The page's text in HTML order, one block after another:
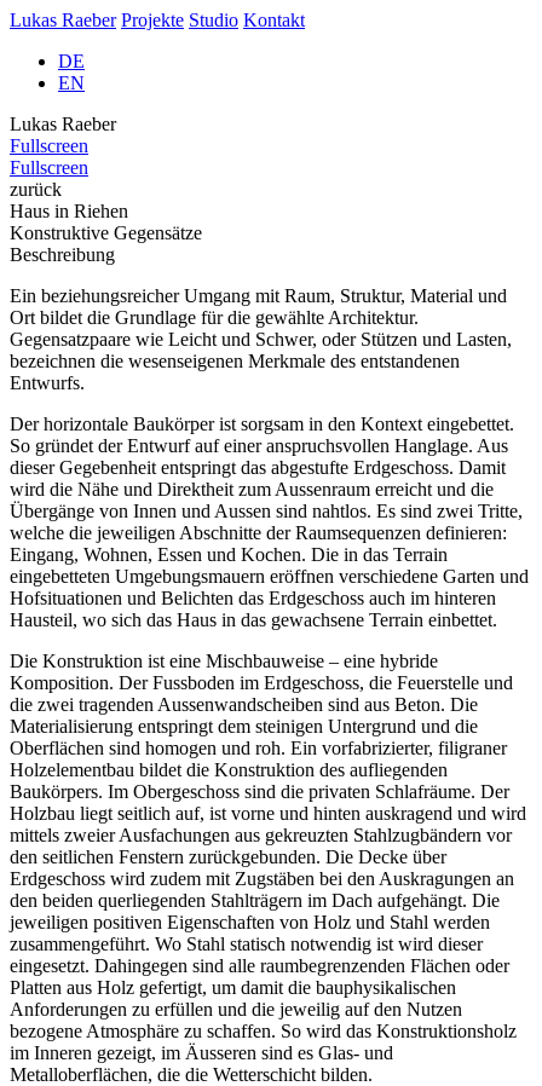
Lukas Raeber Projekte Studio Kontakt
DE
EN
Lukas Raeber
Fullscreen
Fullscreen
zurück
Haus in Riehen
Konstruktive Gegensätze
Beschreibung
Ein beziehungsreicher Umgang mit Raum, Struktur, Material und
Ort bildet die Grundlage für die gewählte Architektur.
Gegensatzpaare wie Leicht und Schwer, oder Stützen und Lasten,
bezeichnen die wesenseigenen Merkmale des entstandenen
Entwurfs.
Der horizontale Baukörper ist sorgsam in den Kontext eingebettet.
So gründet der Entwurf auf einer anspruchsvollen Hanglage. Aus
dieser Gegebenheit entspringt das abgestufte Erdgeschoss. Damit
wird die Nähe und Direktheit zum Aussenraum erreicht und die
Übergänge von Innen und Aussen sind nahtlos. Es sind zwei Tritte,
welche die jeweiligen Abschnitte der Raumsequenzen definieren:
Eingang, Wohnen, Essen und Kochen. Die in das Terrain
eingebetteten Umgebungsmauern eröffnen verschiedene Garten und
Hofsituationen und Belichten das Erdgeschoss auch im hinteren
Hausteil, wo sich das Haus in das gewachsene Terrain einbettet.
Die Konstruktion ist eine Mischbauweise – eine hybride
Komposition. Der Fussboden im Erdgeschoss, die Feuerstelle und
die zwei tragenden Aussenwandscheiben sind aus Beton. Die
Materialisierung entspringt dem steinigen Untergrund und die
Oberflächen sind homogen und roh. Ein vorfabrizierter, filigraner
Holzelementbau bildet die Konstruktion des aufliegenden
Baukörpers. Im Obergeschoss sind die privaten Schlafräume. Der
Holzbau liegt seitlich auf, ist vorne und hinten auskragend und wird
mittels zweier Ausfachungen aus gekreuzten Stahlzugbändern vor
den seitlichen Fenstern zurückgebunden. Die Decke über
Erdgeschoss wird zudem mit Zugstäben bei den Auskragungen an
den beiden querliegenden Stahlträgern im Dach aufgehängt. Die
jeweiligen positiven Eigenschaften von Holz und Stahl werden
zusammengeführt. Wo Stahl statisch notwendig ist wird dieser
eingesetzt. Dahingegen sind alle raumbegrenzenden Flächen oder
Platten aus Holz gefertigt, um damit die bauphysikalischen
Anforderungen zu erfüllen und die jeweilig auf den Nutzen
bezogene Atmosphäre zu schaffen. So wird das Konstruktionsholz
im Inneren gezeigt, im Äusseren sind es Glas- und
Metalloberflächen, die die Wetterschicht bilden.